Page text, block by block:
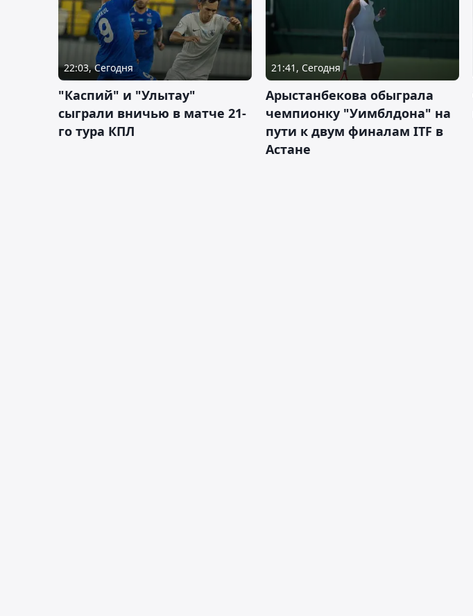
22:03, Сегодня
"Каспий" и "Улытау"
сыграли вничью в матче 21-
го тура КПЛ
21:41, Сегодня
Арыстанбекова обыграла
чемпионку "Уимблдона" на
пути к двум финалам ITF в
Астане